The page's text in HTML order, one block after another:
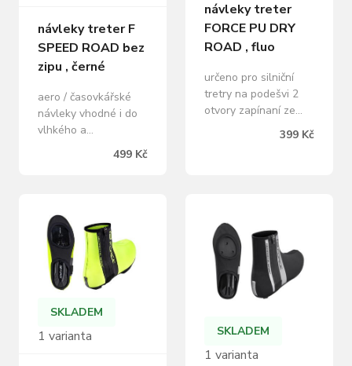
návleky treter F
SPEED ROAD bez
zipu , černé
aero / časovkářské
návleky vhodné i do
vlhkého a
chladnějšího počasí
silniční tretry na
podešvi 2 otvory +
suchý zip podlepené
švy oblékání: nejprve
návlek natáhneme na
lýtko, poté obujeme
tretru, návlek
přetáhneme přes
tretru a zapneme na…
499 Kč
návleky treter
FORCE PU DRY
ROAD , fluo
určeno pro silniční
tretry na podešvi 2
otvory zapínaní ze
zadní strany na zip a
větru středový
stahovací pásek
podrážky na suchý zip
vyztužená špička,
reflexní prvky
10% polyester
399 Kč
SKLADEM
1 varianta SKLADEM
1 varianta